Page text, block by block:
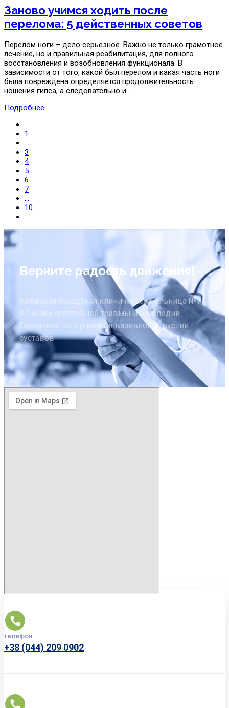
Заново учимся ходить после
перелома: 5 действенных советов
Перелом ноги – дело серьезное. Важно не только грамотное
лечение, но и правильная реабилитация, для полного
восстановления и возобновления функционала. В
зависимости от того, какой был перелом и какая часть ноги
была повреждена определяется продолжительность
ношения гипса, а следовательно и…
Подробнее
1
……
3
4
5
6
7
…
10
Верните радость движения!
Киевская городская клиническая больница №7
Клиника спортивной травмы и ортопедии
Городской центр малоинвазивной хирургии
суставов
телефон
+38 (044) 209 0902